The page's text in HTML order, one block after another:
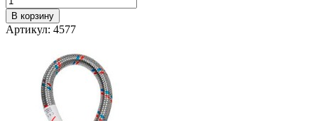
В корзину
Артикул: 4577